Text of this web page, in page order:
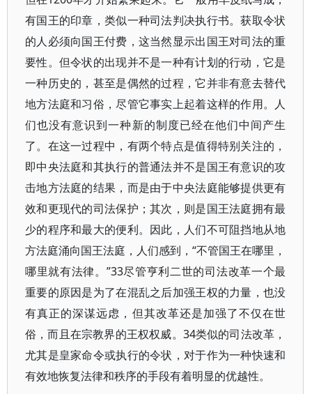
有国王的印章，类似一种司法判决执行书。获取令状
的人必须向国王付费，这当然显示出国王对司法的重
要性。但令状的出现并不是一种有计划的行动，它是
一种历史的，甚至是偶然的过程，它并非有意去替代
地方法庭和习俗，尽管它事实上起着这样的作用。人
们也没有意识到一种新的制度已经在他们中间产生
了。在这一过程中，有两个特点是值得特别关注的，
即中央法庭和其执行的普通法并不是国王有意识的攻
击地方法庭的结果，而是由于中央法庭能够提供更有
效和更现代的司法保护；其次，则是国王法庭拥有最
少的程序和最大的便利。因此，人们不可阻挡地从地
方法庭涌向国王法庭，人们感到，“不管国王在哪里，
哪里就有法律。”33尽管亨利二世的司法改革一个最
重要的原因是为了在混乱之后加强王权的力量，也没
有真正的深谋远虑，但其改革还是加强了不仅在世
俗，而且在宗教界的王权权威。34类似的司法改革，
尤其是皇家命令或执行的令状，对于作为一种快速和
有效地恢复法律和秩序的手段有着明显的优越性。